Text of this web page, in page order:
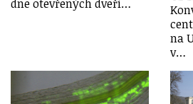
dne otevřených dveří…
na
v…